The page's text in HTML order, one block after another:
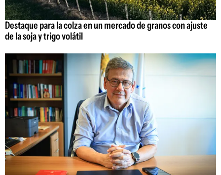
Destaque para la colza en un mercado de granos con ajuste
de la soja y trigo volátil